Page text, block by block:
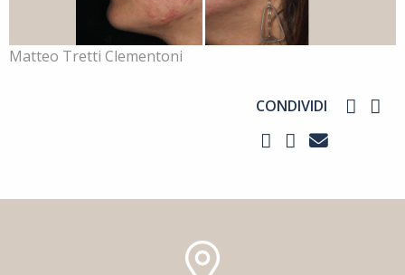
Matteo Tretti Clementoni
CONDIVIDI